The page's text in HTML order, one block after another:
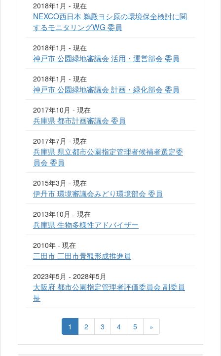
2018年1月 - 現在
NEXCO西日本 鵜殿ヨシ原の環境保全検討に関
するモニタリングWG 委員
2018年1月 - 現在
神戸市 公園緑地審議会 活用・運営部会 委員
2018年1月 - 現在
神戸市 公園緑地審議会 計画・緑化部会 委員
2017年10月 - 現在
兵庫県 都市計画審議会 委員
2017年7月 - 現在
兵庫県 県立都市公園指定管理者候補者選定委
員会 委員
2015年3月 - 現在
伊丹市 環境審議会みどり環境部会 委員
2013年10月 - 現在
兵庫県 生物多様性アドバイザー
2010年 - 現在
三田市 三田市景観形成推進員
2023年5月 - 2028年5月
大阪府 都市公園指定管理者評価委員会 副委員
長
1 2 3 4 5 »